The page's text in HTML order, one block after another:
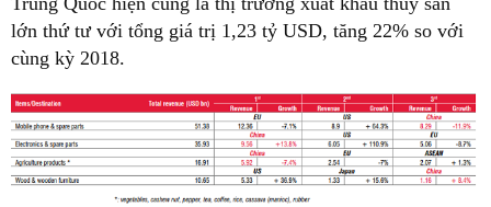
lớn thứ tư với tổng giá trị 1,23 tỷ USD, tăng 22% so với
cùng kỳ 2018.